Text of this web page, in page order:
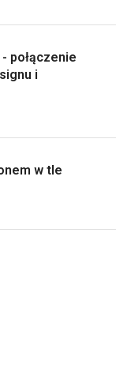
połączenie
i
w tle